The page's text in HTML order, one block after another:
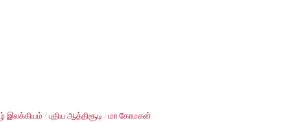
இலக்கியம் / புதிய ஆத்திசூடி / மா கோமகன்